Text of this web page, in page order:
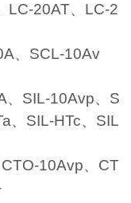
LC-20AT、 LC-2
、 SCL-10Av
、 SIL-10Avp、 S
、 SIL-HTc、 SIL
CTO-10Avp、 CT